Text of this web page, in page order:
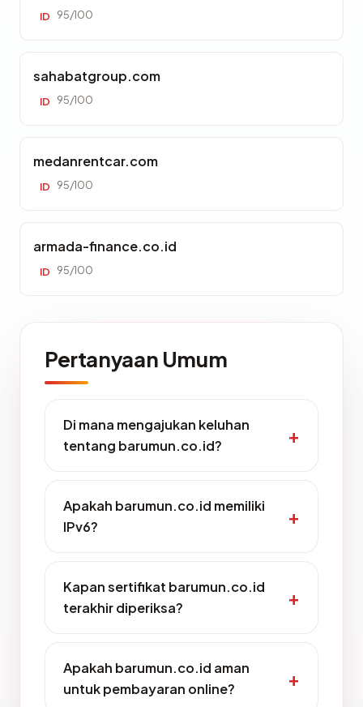
ID 95/100
sahabatgroup.com
ID 95/100
medanrentcar.com
ID 95/100
armada-finance.co.id
ID 95/100
Pertanyaan Umum
Di mana mengajukan keluhan
tentang barumun.co.id?
Apakah barumun.co.id memiliki
IPv6?
Kapan sertifikat barumun.co.id
terakhir diperiksa?
Apakah barumun.co.id aman
untuk pembayaran online?